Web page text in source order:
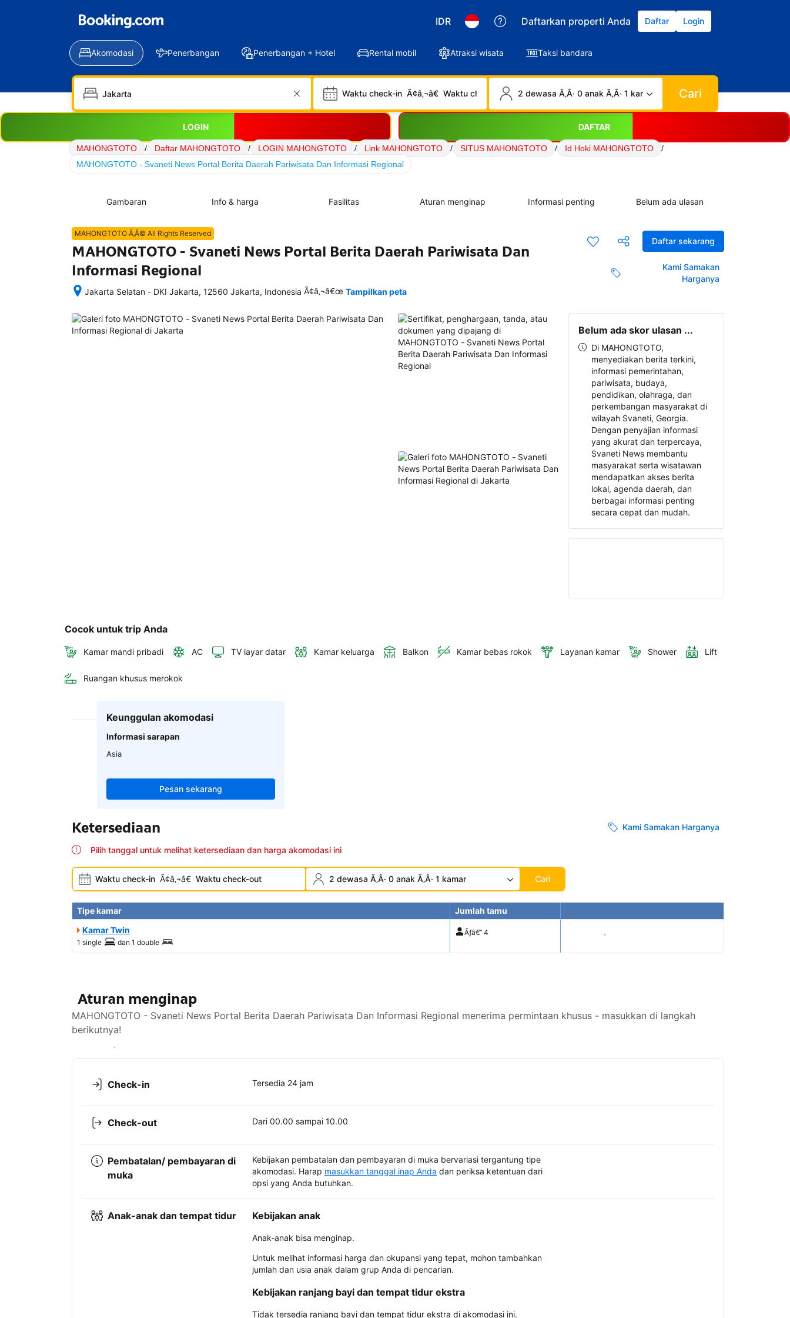
IDR Daftarkan properti Anda Daftar Login
Akomodasi Penerbangan Penerbangan + Hotel Rental mobil Atraksi wisata Taksi bandara
Waktu check-in Ã¢â‚¬â€ Waktu check-out 2 dewasa Ã‚Â· 0 anak Ã‚Â· 1 kamar Cari
LOGIN DAFTAR
MAHONGTOTO / Daftar MAHONGTOTO / LOGIN MAHONGTOTO / Link MAHONGTOTO / SITUS MAHONGTOTO / Id Hoki MAHONGTOTO
/
MAHONGTOTO - Svaneti News Portal Berita Daerah Pariwisata Dan Informasi Regional
Gambaran Info & harga Fasilitas Aturan menginap Informasi penting Belum ada ulasan
Daftar sekarang
Kami Samakan
Harganya
MAHONGTOTO Ã‚Â© All Rights Reserved
MAHONGTOTO - Svaneti News Portal Berita Daerah Pariwisata Dan
Informasi Regional
Jakarta Selatan - DKI Jakarta, 12560 Jakarta, Indonesia
memesan,
semua
Ã¢â‚¬â€œ Tampilkan peta
Belum ada skor ulasan ...
Di MAHONGTOTO,
menyediakan berita terkini,
informasi pemerintahan,
pariwisata, budaya,
pendidikan, olahraga, dan
perkembangan masyarakat di
wilayah Svaneti, Georgia.
Dengan penyajian informasi
yang akurat dan terpercaya,
Svaneti News membantu
masyarakat serta wisatawan
mendapatkan akses berita
lokal, agenda daerah, dan
berbagai informasi penting
secara cepat dan mudah.
Cocok untuk trip Anda
Kamar mandi pribadi AC TV layar datar Kamar keluarga Balkon Kamar bebas rokok Layanan kamar Shower Lift
Ruangan khusus merokok
Keunggulan akomodasi
Informasi sarapan
Asia
Pesan sekarang
Ketersediaan Kami Samakan Harganya
Pilih tanggal untuk melihat ketersediaan dan harga akomodasi ini
Waktu check-in Ã¢â‚¬â€ Waktu check-out 2 dewasa Ã‚Â· 0 anak Ã‚Â· 1 kamar Cari
Tipe kamar
Jumlah tamu
Kamar Twin
1 single dan 1 double
Ãƒâ€” 4 Tampilkan harga
Aturan menginap
MAHONGTOTO - Svaneti News Portal Berita Daerah Pariwisata Dan Informasi Regional menerima permintaan khusus - masukkan di langkah
berikutnya!
Lihat ketersediaan
Check-in Tersedia 24 jam
Check-out Dari 00.00 sampai 10.00
Pembatalan/ pembayaran di
muka
Kebijakan pembatalan dan pembayaran di muka bervariasi tergantung tipe
akomodasi. Harap masukkan tanggal inap Anda dan periksa ketentuan dari
opsi yang Anda butuhkan.
Anak-anak dan tempat tidur Kebijakan anak
Anak-anak bisa menginap.
Untuk melihat informasi harga dan okupansi yang tepat, mohon tambahkan
jumlah dan usia anak dalam grup Anda di pencarian.
Kebijakan ranjang bayi dan tempat tidur ekstra
Tidak tersedia ranjang bayi dan tempat tidur ekstra di akomodasi ini.